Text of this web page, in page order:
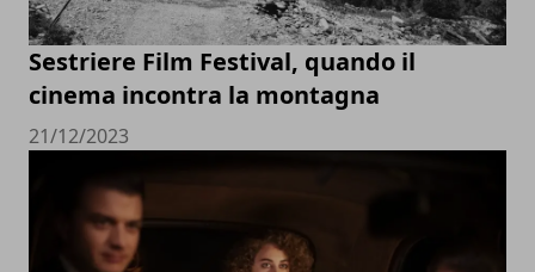
Sestriere Film Festival, quando il
cinema incontra la montagna
21/12/2023